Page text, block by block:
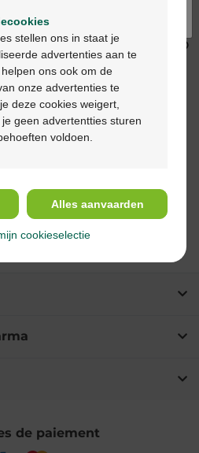
creme 2g
de paiement
stellen ons in staat je
advertenties aan te
ons ook om de
onze advertenties te
deze cookies weigert,
geen advertentties sturen
voldoen.
Alles aanvaarden
cookieselectie